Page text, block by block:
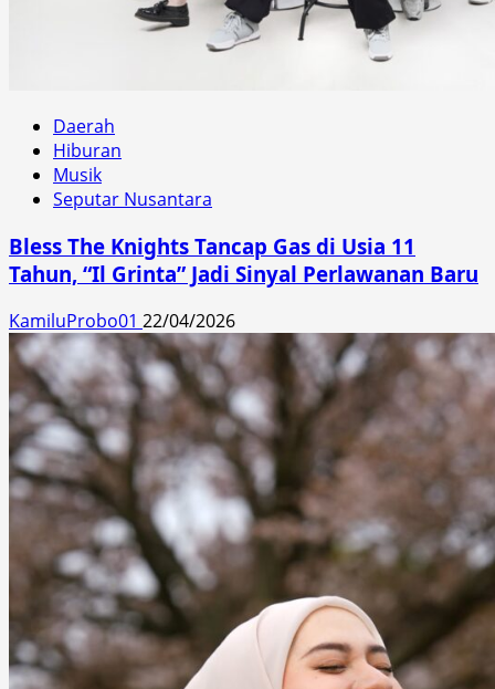
Daerah
Hiburan
Musik
Seputar Nusantara
Bless The Knights Tancap Gas di Usia 11
Tahun, “Il Grinta” Jadi Sinyal Perlawanan Baru
KamiluProbo01 22/04/2026